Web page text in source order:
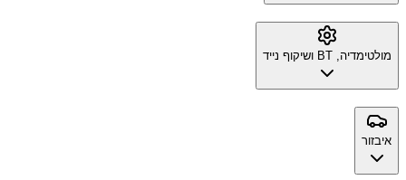
מולטימדיה, BT ושיקוף נייד
איבזור